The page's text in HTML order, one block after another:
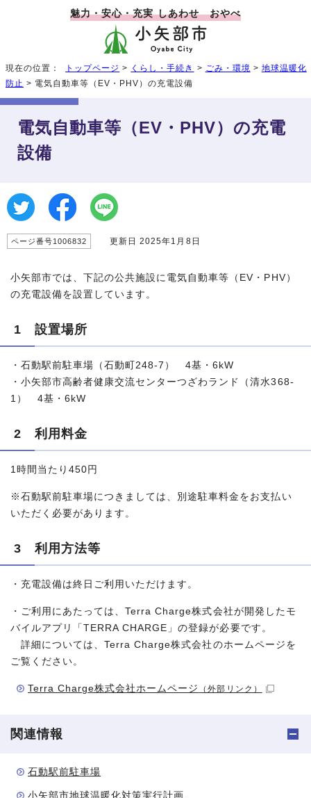
魅力・安心・充実 しあわせ おやべ
現在の位置： トップページ > くらし・手続き > ごみ・環境 > 地球温暖化
防止 > 電気自動車等（EV・PHV）の充電設備
電気自動車等（EV・PHV）の充電
設備
ページ番号1006832 更新日 2025年1月8日
小矢部市では、下記の公共施設に電気自動車等（EV・PHV）
の充電設備を設置しています。
1 設置場所
・石動駅前駐車場（石動町248-7） 4基・6kW
・小矢部市高齢者健康交流センターつざわランド（清水368-
1） 4基・6kW
2 利用料金
1時間当たり450円
※石動駅前駐車場につきましては、別途駐車料金をお支払い
いただく必要があります。
3 利用方法等
・充電設備は終日ご利用いただけます。
・ご利用にあたっては、Terra Charge株式会社が開発したモ
バイルアプリ「TERRA CHARGE」の登録が必要です。
詳細については、Terra Charge株式会社のホームページを
ご覧ください。
Terra Charge株式会社ホームページ （外部リンク）
関連情報
石動駅前駐車場
小矢部市地球温暖化対策実行計画